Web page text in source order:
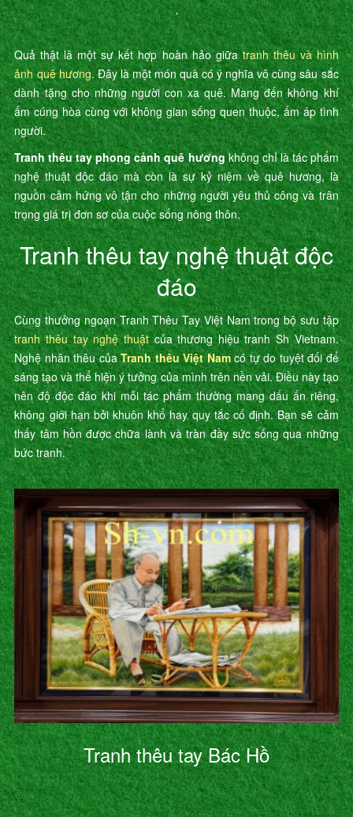
’
Quả thật là một sự kết hợp hoàn hảo giữatranh thêu và hình
ảnh quê hương. Đây là một món quà có ý nghĩa vô cùng sâu sắc
dành tặng cho những người con xa quê. Mang đến không khí
ấm cúng hòa cùng với không gian sống quen thuộc, ấm áp tình
người.
Tranh thêu tay phong cảnh quê hươngkhông chỉ là tác phẩm
nghệ thuật độc đáo mà còn là sự kỷ niệm về quê hương, là
nguồn cảm hứng vô tận cho những người yêu thủ công và trân
trọng giá trị đơn sơ của cuộc sống nông thôn.
Tranh thêu tay nghệ thuật độc
đáo
Cùng thưởng ngoạn Tranh Thêu Tay Việt Nam trong bộ sưu tập
tranh thêu tay nghệ thuậtcủa thương hiệu tranh Sh Vietnam.
Nghệ nhân thêu củaTranh thêu Việt Namcó tự do tuyệt đối để
sáng tạo và thể hiện ý tưởng của mình trên nền vải. Điều này tạo
nên độ độc đáo khi mỗi tác phẩm thường mang dấu ấn riêng,
không giới hạn bởi khuôn khổ hay quy tắc cố định. Bạn sẽ cảm
thấy tâm hồn được chữa lành và tràn đầy sức sống qua những
bức tranh.
Tranh thêu tay Bác Hồ